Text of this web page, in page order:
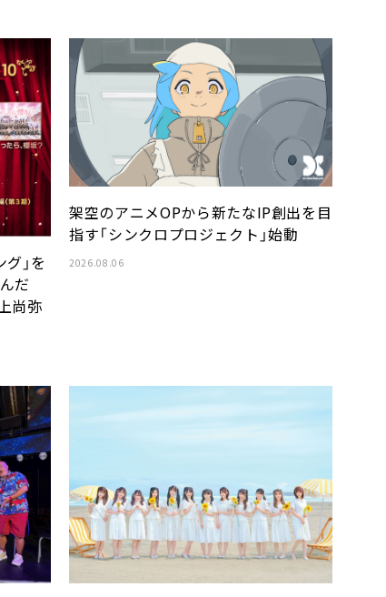
」を
だ
尚弥
架空のアニメOPから新たなIP創出を目
指す「シンクロプロジェクト」始動
2026.08.06